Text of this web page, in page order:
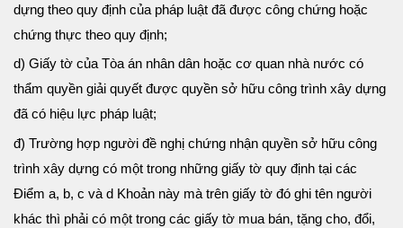
dựng theo quy định của pháp luật đã được công chứng hoặc
chứng thực theo quy định;
d) Giấy tờ của Tòa án nhân dân hoặc cơ quan nhà nước có
thẩm quyền giải quyết được quyền sở hữu công trình xây dựng
đã có hiệu lực pháp luật;
đ) Trường hợp người đề nghị chứng nhận quyền sở hữu công
trình xây dựng có một trong những giấy tờ quy định tại các
Điểm a, b, c và d Khoản này mà trên giấy tờ đó ghi tên người
khác thì phải có một trong các giấy tờ mua bán, tặng cho, đổi,